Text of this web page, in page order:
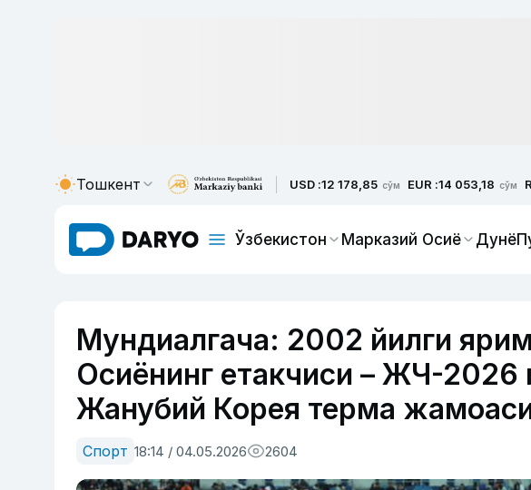
Тошкент USD :12 178,85 сўм EUR :14 053,18 сўм
Ўзбекистон Марказий Осиё Дунё
Мундиалгача: 2002 йилги
Осиёнинг етакчиси – ЖЧ-2026
Жанубий Корея терма
Спорт 18:14 / 04.05.2026 2604